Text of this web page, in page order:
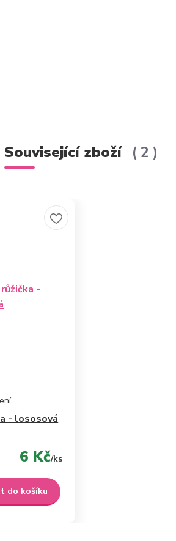
Související zboží 2
- lososová
6 Kč/ks
do košíku